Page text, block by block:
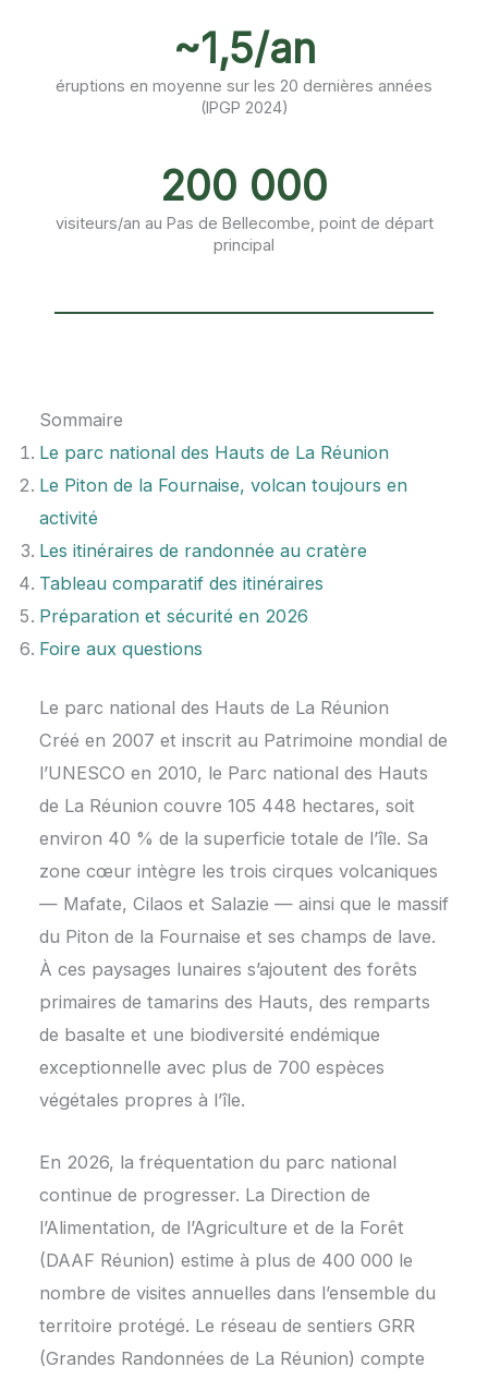
~1,5/an
éruptions en moyenne sur les 20 dernières années
(IPGP 2024)
200 000
visiteurs/an au Pas de Bellecombe, point de départ
principal
Sommaire
Le parc national des Hauts de La Réunion
Le Piton de la Fournaise, volcan toujours en
activité
Les itinéraires de randonnée au cratère
Tableau comparatif des itinéraires
Préparation et sécurité en 2026
Foire aux questions
Le parc national des Hauts de La Réunion
Créé en 2007 et inscrit au Patrimoine mondial de
l’UNESCO en 2010, le Parc national des Hauts
de La Réunion couvre 105 448 hectares, soit
environ 40 % de la superficie totale de l’île. Sa
zone cœur intègre les trois cirques volcaniques
— Mafate, Cilaos et Salazie — ainsi que le massif
du Piton de la Fournaise et ses champs de lave.
À ces paysages lunaires s’ajoutent des forêts
primaires de tamarins des Hauts, des remparts
de basalte et une biodiversité endémique
exceptionnelle avec plus de 700 espèces
végétales propres à l’île.
En 2026, la fréquentation du parc national
continue de progresser. La Direction de
l’Alimentation, de l’Agriculture et de la Forêt
(DAAF Réunion) estime à plus de 400 000 le
nombre de visites annuelles dans l’ensemble du
territoire protégé. Le réseau de sentiers GRR
(Grandes Randonnées de La Réunion) compte